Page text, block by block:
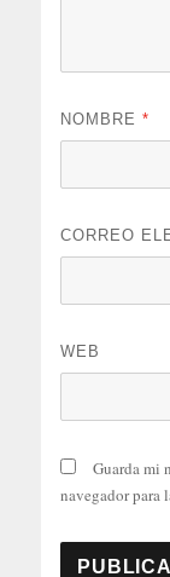
NOMBRE*
CORREO
WEB
Guarda mi
navegador para